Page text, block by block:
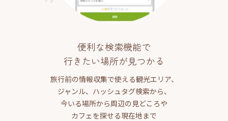
便利な検索機能で
行きたい場所が見つかる
旅行前の情報収集で使える観光エリア、
ジャンル、ハッシュタグ検索から、
今いる場所から周辺の見どころや
カフェを探せる現在地まで